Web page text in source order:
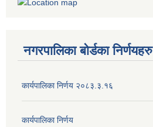
नगरपालिका बोर्डका निर्णयहरु
कार्यपालिका निर्णय २०८३.३.१६
कार्यपालिका निर्णय